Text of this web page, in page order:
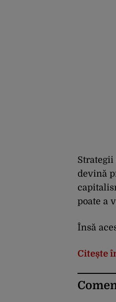
Strategii
devină
poate a
Însă
Citește